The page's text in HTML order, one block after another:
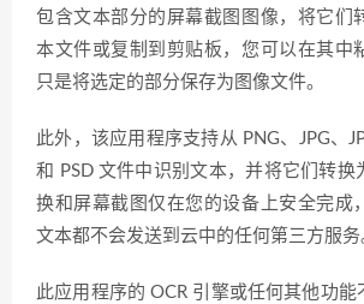
包含文本部分的屏幕截图图像，将它们
本文件或复制到剪贴板，您可以在其中
只是将选定的部分保存为图像文件。
此外，该应用程序支持从 PNG、JPG、
和 PSD 文件中识别文本，并将它们转换
换和屏幕截图仅在您的设备上安全完成
文本都不会发送到云中的任何第三方服务
此应用程序的 OCR 引擎或任何其他功